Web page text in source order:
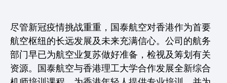
尽管新冠疫情挑战重重，国泰航空对香港作为首要
航空枢纽的长远发展及未来充满信心。公司的航务
部门早已为航空业复苏做好准备，检视及筹划有关
资源。国泰航空与香港理工大学合作发展全新综合